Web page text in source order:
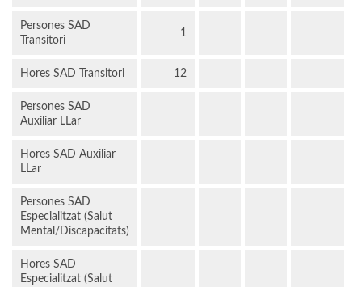
Persones SAD
Transitori
1
Hores SAD Transitori 12
Persones SAD
Auxiliar LLar
Hores SAD Auxiliar
LLar
Persones SAD
Especialitzat (Salut
Mental/Discapacitats)
Hores SAD
Especialitzat (Salut